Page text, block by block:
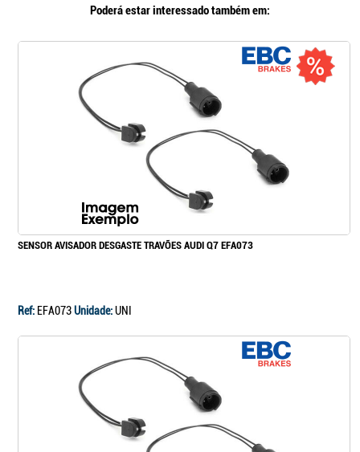
Poderá estar interessado também em:
SENSOR AVISADOR DESGASTE TRAVÕES AUDI Q7 EFA073
Ref: EFA073Unidade:UNI